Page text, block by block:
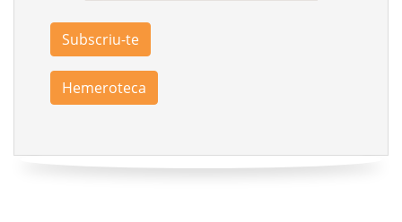
Subscriu-te
Hemeroteca